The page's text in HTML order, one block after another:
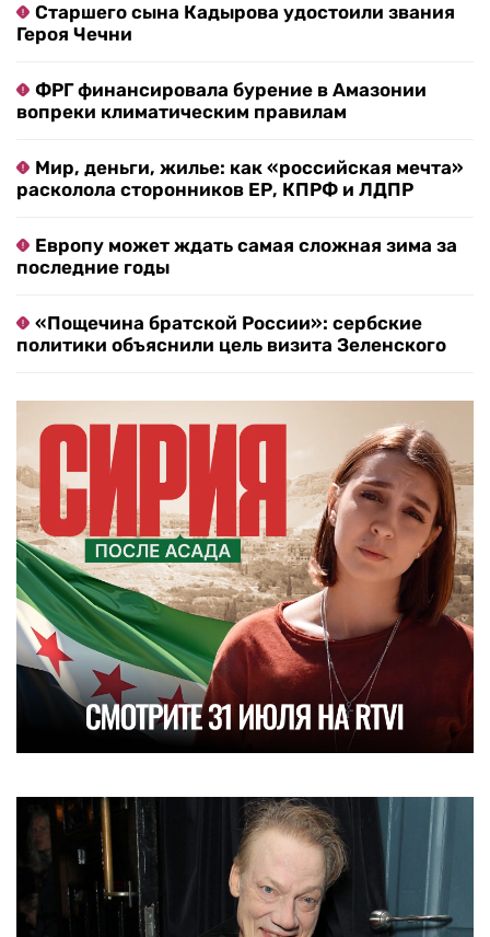
Старшего сына Кадырова удостоили звания
Героя Чечни
ФРГ финансировала бурение в Амазонии
вопреки климатическим правилам
Мир, деньги, жилье: как «российская мечта»
расколола сторонников ЕР, КПРФ и ЛДПР
Европу может ждать самая сложная зима за
последние годы
«Пощечина братской России»: сербские
политики объяснили цель визита Зеленского